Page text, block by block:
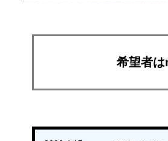
希望者